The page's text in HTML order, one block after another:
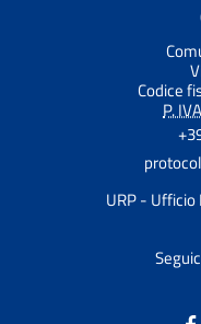
Codice
P.
URP - Ufficio